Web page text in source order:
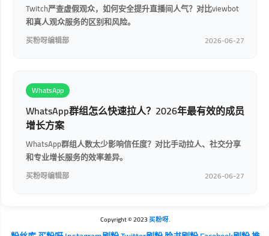
Twitch严查虚假观众，如何安全提升直播间人气？对比viewbot
和真人观众服务的区别和风险。
买粉呀编辑部 2026-06-27
WhatsApp
WhatsApp群组怎么快速拉人？2026年最有效的成员
增长方案
WhatsApp群组人数太少影响信任度？对比手动拉人、社交分享
和专业增长服务的效率差异。
买粉呀编辑部 2026-06-27
Copyright © 2023买粉呀.